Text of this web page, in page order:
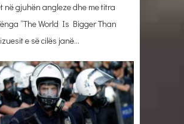
në gjuhën angleze dhe me titra
“The World Is Bigger Than
e së cilës janë…